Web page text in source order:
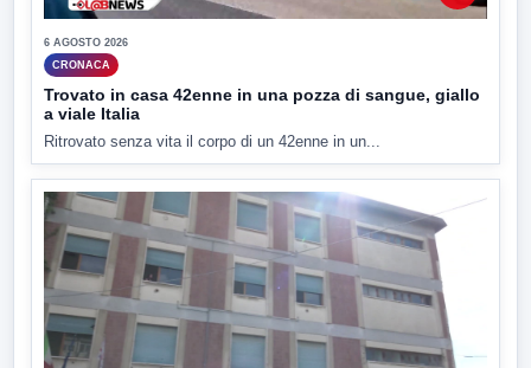
6 AGOSTO 2026
CRONACA
Trovato in casa 42enne in una pozza di sangue, giallo
a viale Italia
Ritrovato senza vita il corpo di un 42enne in un...